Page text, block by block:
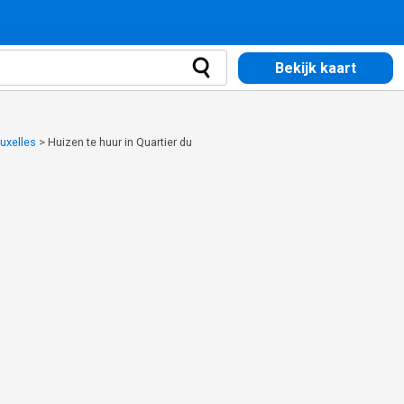
Bekijk kaart
> Huizen te huur in Quartier du